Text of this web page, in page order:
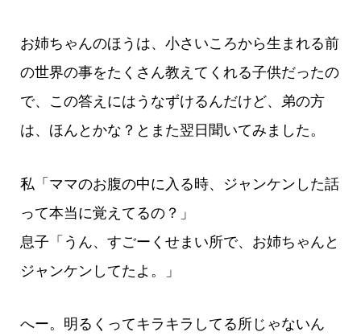
お姉ちゃんのほうは、小さいころから生まれる前
の世界の事をたくさん教えてくれる子供だったの
で、この答えにはうなずけるんだけど、弟の方
は、ほんとかな？とまた翌日聞いてみました。
私「ママのお腹の中に入る時、ジャンケンした話
って本当に覚えてるの？」
息子「うん、すごーくせまい所で、お姉ちゃんと
ジャンケンしてたよ。」
へー。明るくってキラキラしてる所じゃないん